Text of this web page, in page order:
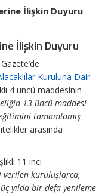
İlişkin Duyuru
İlişkin Duyuru
Kuruluna Dair
4 üncü maddesinin
13 üncü maddesi
tamamlamış
arasında
11 inci
verilen kuruluşlarca,
yılda bir defa yenileme